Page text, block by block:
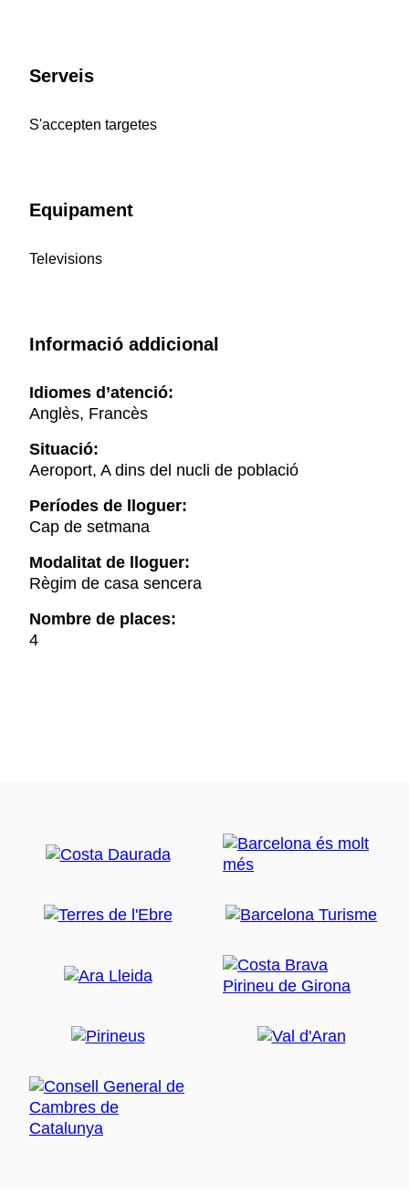
Serveis
S'accepten targetes
Equipament
Televisions
Informació addicional
Idiomes d’atenció:
Anglès, Francès
Situació:
Aeroport, A dins del nucli de població
Períodes de lloguer:
Cap de setmana
Modalitat de lloguer:
Règim de casa sencera
Nombre de places:
4